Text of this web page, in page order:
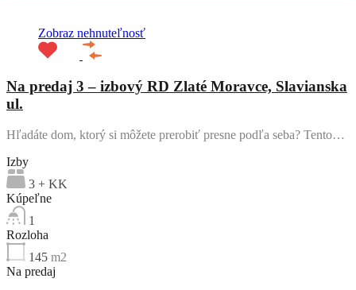
Zobraz nehnuteľnosť
Na predaj 3 – izbový RD Zlaté Moravce, Slavianska
ul.
Hľadáte dom, ktorý si môžete prerobiť presne podľa seba? Tento…
Izby
3 + KK
Kúpeľne
1
Rozloha
145 m2
Na predaj